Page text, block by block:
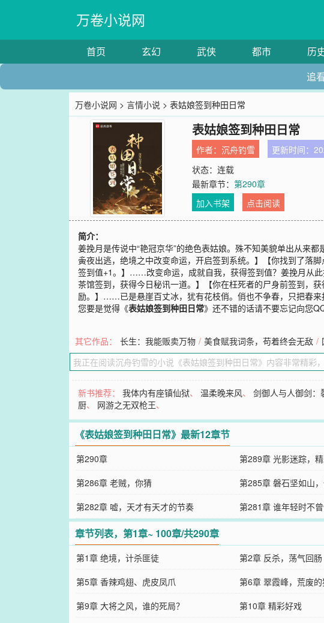
万卷小说网
首页 玄幻 武侠 都市 历
追
万卷小说网 >言情小说 > 表姑娘签到种田日常
表姑娘签到种田日常
作者：沉舟钓雪 更新时间：
状态：连载
最新章节：第290章
加入书架
点击阅读
简介：
姜挽月是传说中“艳冠京华”的绝色表姑娘。殊不知美貌单出从来
夤夜出逃，绝境之中改变命运，开启签到系统。】【你找到了落
签到值+1。】……改变命运，成就自我，获得签到值？姜挽月从
茶馆签到，获得今日秘讯一道。】【你在枉死者的尸身前签到，
励。】……已是悬崖百丈冰，犹有花枝俏。俏也不争春，只把春来
您要是觉得《表姑娘签到种田日常》还不错的话请不要忘记向您
其它作品： 长生：我能贩卖万物 / 美食赋我词条，苟着终会无敌 /
新书推荐：我体内有座镇仙狱、温柔晚来风、剑御人与人御剑：
厨、 网游之无双枪王、
《表姑娘签到种田日常》最新12章节
第290章 第289章 光影迷踪，
第286章 老贼，你猜
第285章 磐石坚如山
第282章 嘘，天才有天才的节奏
第281章 谁年轻时不曾
章节列表，第1章~ 100章/共290章
第1章 绝境，计杀匪徒 第2章 反杀，荡气回肠
第5章 香辣鸡翅、虎皮凤爪
第6章 翠霞峰，荒废
第9章 大将之风，谁的死局？
第10章 精彩好戏